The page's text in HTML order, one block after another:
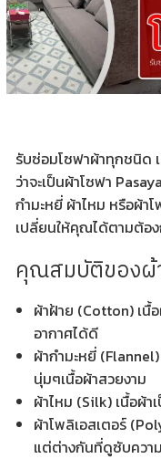
รับซ่อมโซฟาผ้าทุกชนิด
ว่าจะเป็นผ้าโซฟา
กำมะหยี่ ผ้าไหม หรือผ้า
เปลี่ยนให้คุณได้ตามต้อง
คุณสมบัติของผ้
ผ้าฝ้าย (Cotton) เนื้
อากาศได้ดี
ผ้ากำมะหยี่
นุ่มๆเนื้อผ้าสวยงาม
ผ้าไหม (Silk) เนื้อผ้
ผ้าโพลิเอสเตอร์
แต่ต่างกันที่ดูซับควา